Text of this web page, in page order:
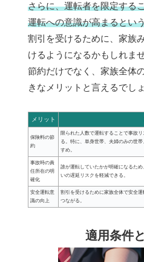
さらに、運転者を限定する
運転への意識が高まるとい
割引を受けるために、家族
けるようになるかもしれま
節約だけでなく、家族全体
きなメリットと言えるでしょ
メリット
保険料の節
約
限られた人数で運転することで事故
る。特に、単身世帯、夫婦のみの世
すめ。
事故時の責
任所在の明
確化
誰が運転していたかが明確になるた
いの遅延リスクを軽減できる。
安全運転意
識の向上
割引を受けるために家族全体で安全
つながる。
適用条件